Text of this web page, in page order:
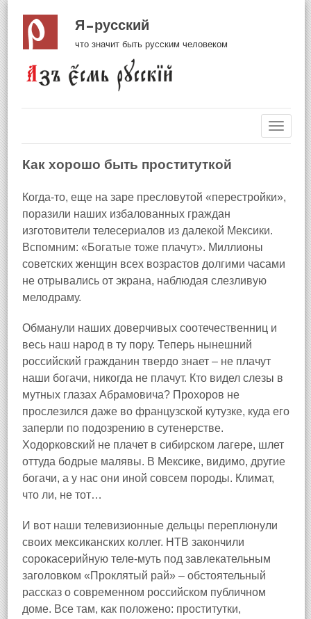
Я русский
что значит быть русским человеком
Как хорошо быть проституткой
Когда‑то, еще на заре пресловутой «перестройки»,
поразили наших избалованных граждан
изготовители телесериалов из далекой Мексики.
Вспомним: «Богатые тоже плачут». Миллионы
советских женщин всех возрастов долгими часами
не отрывались от экрана, наблюдая слезливую
мелодраму.
Обманули наших доверчивых соотечественниц и
весь наш народ в ту пору. Теперь нынешний
российский гражданин твердо знает – не плачут
наши богачи, никогда не плачут. Кто видел слезы в
мутных глазах Абрамовича? Прохоров не
прослезился даже во французской кутузке, куда его
заперли по подозрению в сутенерстве.
Ходорковский не плачет в сибирском лагере, шлет
оттуда бодрые малявы. В Мексике, видимо, другие
богачи, а у нас они иной совсем породы. Климат,
что ли, не тот…
И вот наши телевизионные дельцы переплюнули
своих мексиканских коллег. НТВ закончили
сорокасерийную теле‑муть под завлекательным
заголовком «Проклятый рай» – обстоятельный
рассказ о современном российском публичном
доме. Все там, как положено: проститутки,